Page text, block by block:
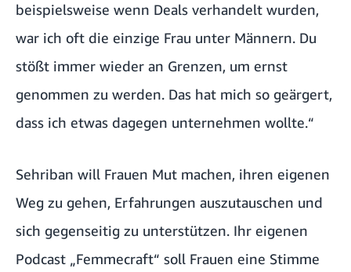
beispielsweise wenn Deals verhandelt wurden,
war ich oft die einzige Frau unter Männern. Du
stößt immer wieder an Grenzen, um ernst
genommen zu werden. Das hat mich so geärgert,
dass ich etwas dagegen unternehmen wollte.“
Sehriban will Frauen Mut machen, ihren eigenen
Weg zu gehen, Erfahrungen auszutauschen und
sich gegenseitig zu unterstützen. Ihr eigenen
Podcast „Femmecraft“ soll Frauen eine Stimme